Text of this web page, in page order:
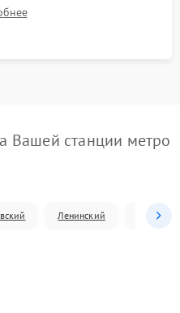
сигнала.
Вашей станции метро
Ленинский